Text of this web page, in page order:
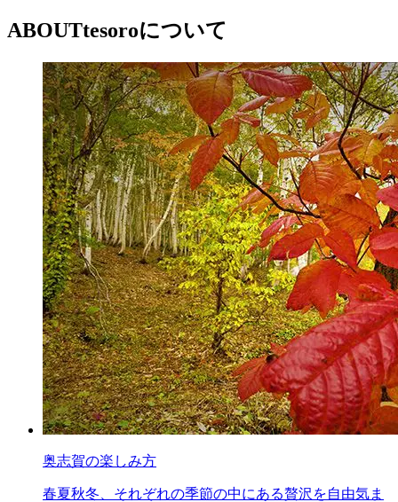
ABOUTtesoroについて
奥志賀の楽しみ方
春夏秋冬、それぞれの季節の中にある贅沢を自由気ま